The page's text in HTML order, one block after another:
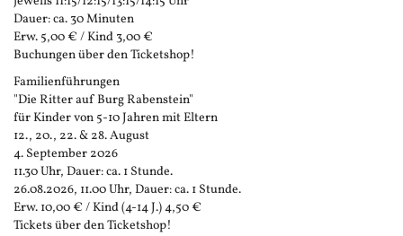
Dauer: ca. 30 Minuten
Erw. 5,00 € / Kind 3,00 €
Buchungen über den Ticketshop!
Familienführungen
"Die Ritter auf Burg Rabenstein"
für Kinder von 5-10 Jahren mit Eltern
12., 20., 22. & 28. August
4. September 2026
11.30 Uhr, Dauer: ca. 1 Stunde.
26.08.2026, 11.00 Uhr, Dauer: ca. 1 Stunde.
Erw. 10,00 € / Kind (4-14 J.) 4,50 €
Tickets über den Ticketshop!